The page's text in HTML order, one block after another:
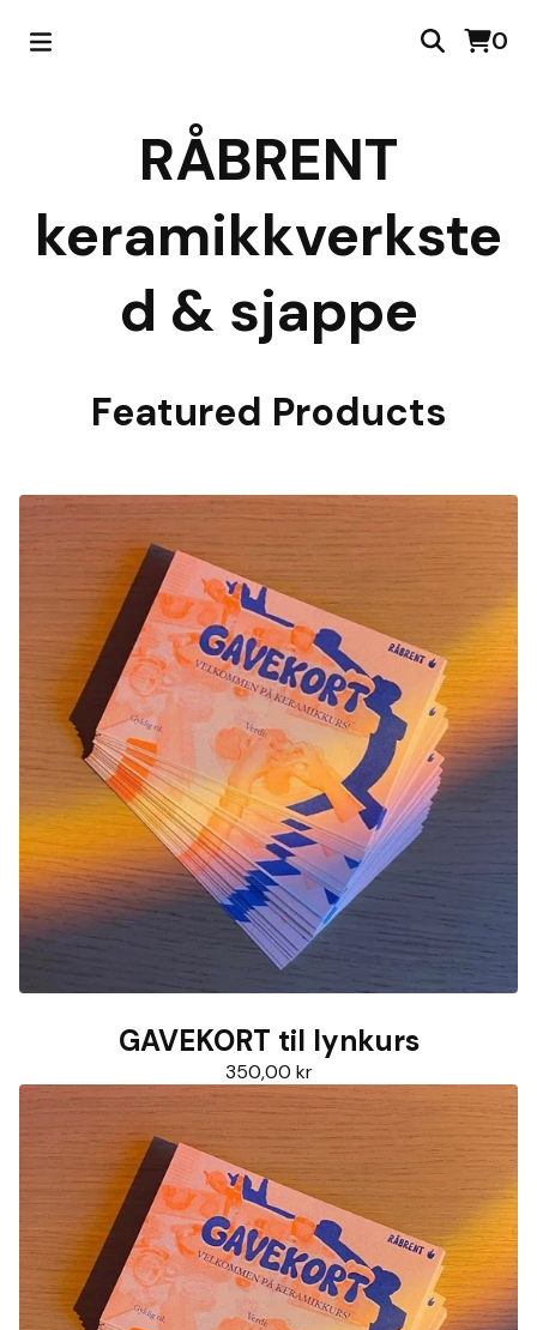
0
RÅBRENT
keramikkverkste
d & sjappe
Featured Products
GAVEKORT til lynkurs
350,00 kr